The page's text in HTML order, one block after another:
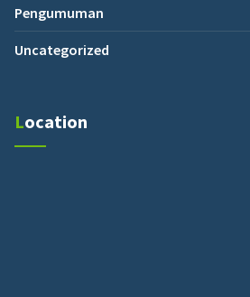
Pengumuman
Uncategorized
Location